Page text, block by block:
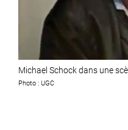
Michael Schock dans une
Photo : UGC